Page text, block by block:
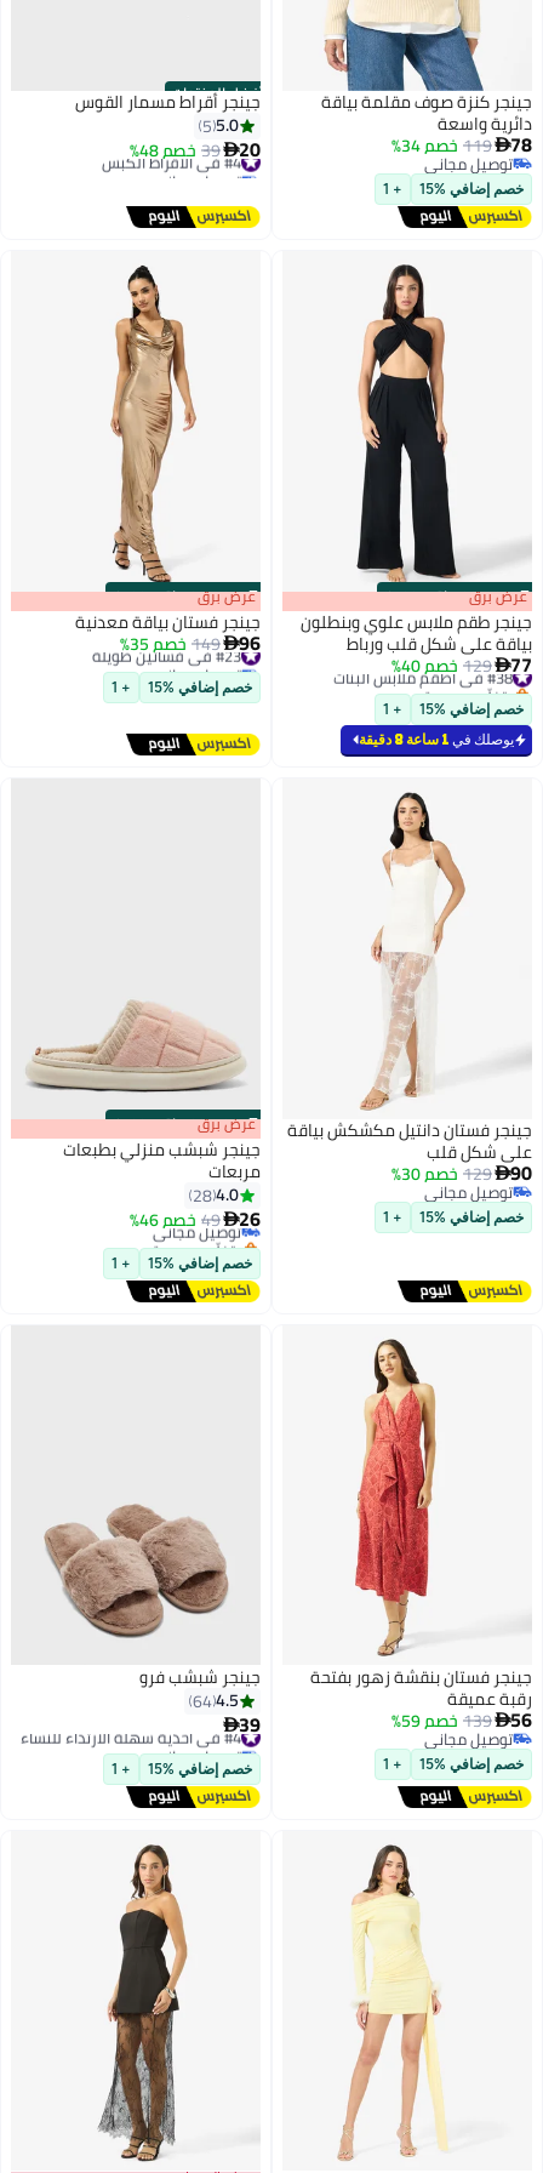
جينجر كنزة صوف مقلمة بياقة
دائرية واسعة
78
119 خصم 34%
توصيل مجاني
توصيل مجاني
خصم إضافي %15 + 1
أفضل المنتجات
جينجر أقراط مسمار القوس
5.0
5
20
39 خصم 48% #4 في الأقراط الكبس
توصيل مجاني
#4 في الأقراط الكبس
00m:00s
·باقي 100% عرض برق
جينجر طقم ملابس علوي وبنطلون
بياقة على شكل قلب ورباط
77
129 خصم 40% #38 في أطقم ملابس البنات
بتخلّص بسرعة
#38 في أطقم ملابس البنات
خصم إضافي %15 + 1
يوصلك في 1 ساعة 8 دقيقة
00m:00s
·باقي 100% عرض برق
جينجر فستان بياقة معدنية
96
149 خصم 35% #23 في فساتين طويلة
توصيل مجاني
#23 في فساتين طويلة
خصم إضافي %15 + 1
جينجر فستان دانتيل مكشكش بياقة
على شكل قلب
90
129 خصم 30%
توصيل مجاني
توصيل مجاني
خصم إضافي %15 + 1
00m:00s
·باقي 100% عرض برق
جينجر شبشب منزلي بطبعات
مربعات
4.0
28
26
49 خصم 46%
توصيل مجاني
بتخلّص بسرعة
توصيل مجاني
خصم إضافي %15 + 1
جينجر فستان بنقشة زهور بفتحة
رقبة عميقة
56
139 خصم 59%
توصيل مجاني
توصيل مجاني
خصم إضافي %15 + 1
جينجر شبشب فرو
4.5
64
39#4 في أحذية سهلة الارتداء للنساء
توصيل مجاني
#4 في أحذية سهلة الارتداء للنساء
خصم إضافي %15 + 1